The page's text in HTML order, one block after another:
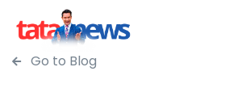
Go to Blog